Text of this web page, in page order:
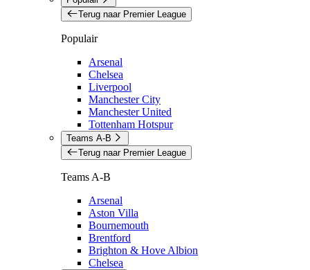
Terug naar Premier League
Populair
Arsenal
Chelsea
Liverpool
Manchester City
Manchester United
Tottenham Hotspur
Teams A-B
Terug naar Premier League
Teams A-B
Arsenal
Aston Villa
Bournemouth
Brentford
Brighton & Hove Albion
Chelsea